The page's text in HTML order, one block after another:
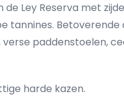
de Ley Reserva met
tannines. Betoverende
paddenstoelen,
harde kazen.